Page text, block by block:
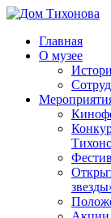
Перейти
содержимому
Дом
Тихонова
ППМВК
Главная
О музее